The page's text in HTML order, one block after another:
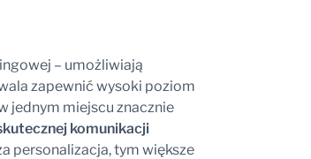
– umożliwiają
zapewnić wysoki poziom
jednym miejscu znacznie
komunikacji
personalizacja, tym większe